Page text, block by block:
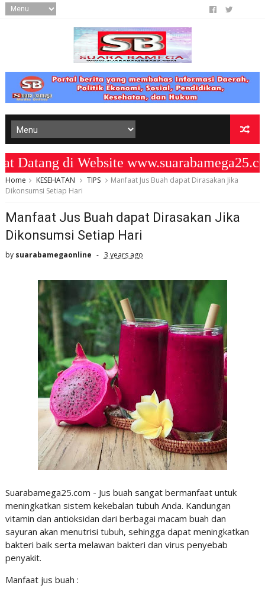
di Website www.suarabamega25.com
Home KESEHATAN TIPS
Manfaat Jus Buah dapat Dirasakan Jika
Dikonsumsi Setiap Hari
Manfaat Jus Buah dapat Dirasakan Jika
Dikonsumsi Setiap Hari
by suarabamegaonline 3 years ago
Suarabamega25.com - Jus buah sangat bermanfaat untuk
meningkatkan sistem kekebalan tubuh Anda. Kandungan
vitamin dan antioksidan dari berbagai macam buah dan
sayuran akan menutrisi tubuh, sehingga dapat meningkatkan
bakteri baik serta melawan bakteri dan virus penyebab
penyakit.
Manfaat jus buah :